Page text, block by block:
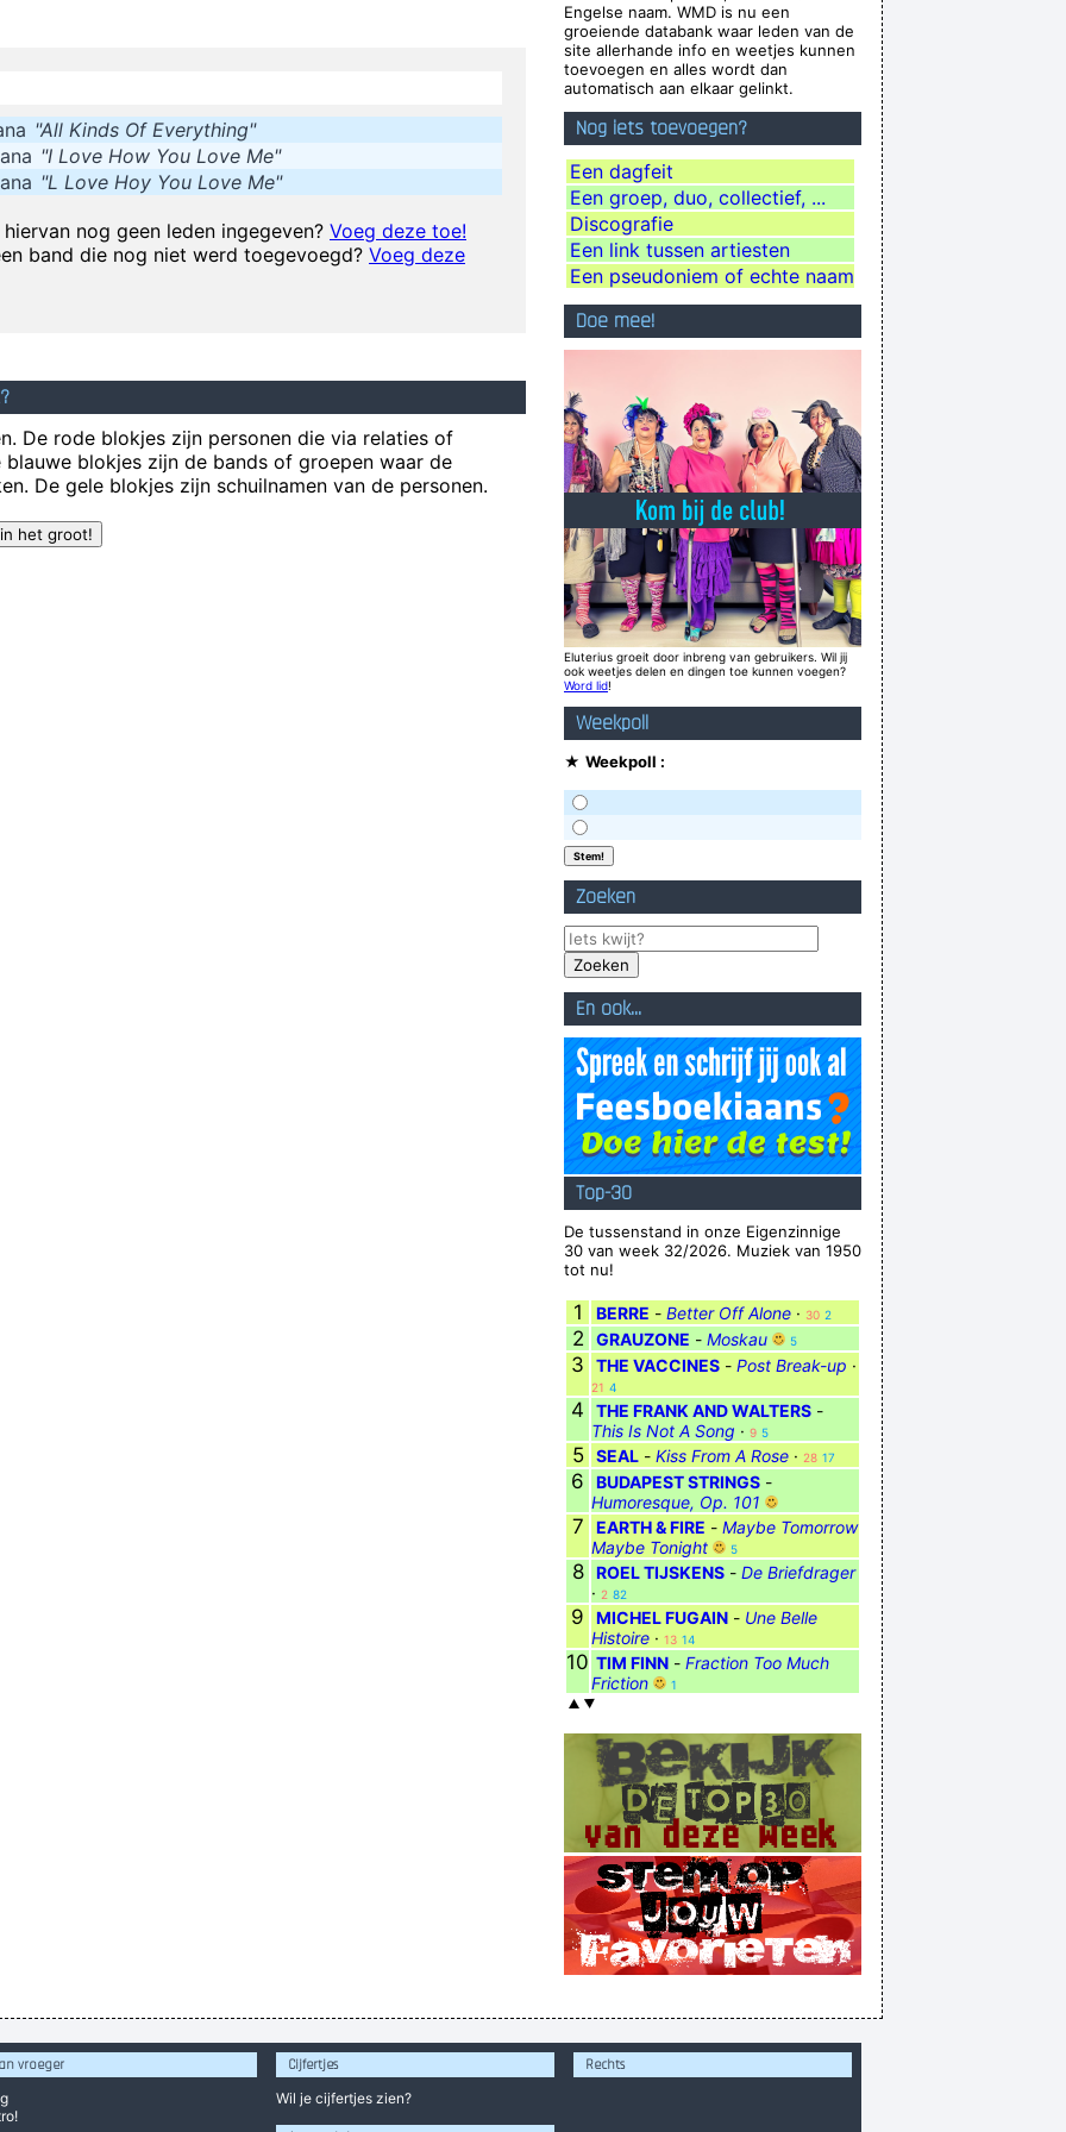
Decca Recording Company rejecting the Beatles, 1962
as they try to change their worlds, they are immune to your consultations, they´ re quite aware of what they´ re
going through.~ David Bowie
wallet technology that will deodorize currency That way people won´ t have to deal with money that smells
funny~ Moby
last night, I think I saw him walking on water~ Mick JaggerMick Jagger introducing Bono when he received his
MTV Free Your Mind award, Nov. 1999...
I left school at 17 and was a star by the time I was 18... in certain parts of the world anyway~ George Michael
I don´t like chaos. I kept records in the record rack, tea in the tea caddy, and pot in the pot box~ George Harrison
everyday subjects and write about things other people weren´t writing about - working-class life and culture~
Music is the wine that fills the cup of silence~ Robert Fripp
"All Kinds Of Everything"
"I Love How You Love Me"
"L Love Hoy You Love Me"
nog geen leden ingegeven? Voeg deze toe!
band die nog niet werd toegevoegd? Voeg deze
De rode blokjes zijn personen die via relaties of
blokjes zijn de bands of groepen waar de
De gele blokjes zijn schuilnamen van de personen.
Engelse naam. WMD is nu een
groeiende databank waar leden van de
site allerhande info en weetjes kunnen
toevoegen en alles wordt dan
automatisch aan elkaar gelinkt.
Nog iets toevoegen?
Een dagfeit
Een groep, duo, collectief, ...
Discografie
Een link tussen artiesten
Een pseudoniem of echte naam
Doe mee!
Eluterius groeit door inbreng van gebruikers. Wil jij
ook weetjes delen en dingen toe kunnen voegen?
Word lid!
Weekpoll
★ Weekpoll :
Zoeken
En ook...
Top-30
De tussenstand in onze Eigenzinnige
30 van week 32/2026. Muziek van 1950
tot nu!
1 BERRE - Better Off Alone · 30 2
2 GRAUZONE - Moskau 5
3 THE VACCINES - Post Break-up ·
21 4
4 THE FRANK AND WALTERS -
This Is Not A Song · 9 5
5 SEAL - Kiss From A Rose · 28 17
6 BUDAPEST STRINGS -
Humoresque, Op. 101
7 EARTH & FIRE - Maybe Tomorrow
Maybe Tonight
5
8 ROEL TIJSKENS - De Briefdrager
· 2 82
9 MICHEL FUGAIN - Une Belle
Histoire · 13 14
10 TIM FINN - Fraction Too Much
Friction
1
vroeger
Cijfertjes
Wil je cijfertjes zien?
Rechts